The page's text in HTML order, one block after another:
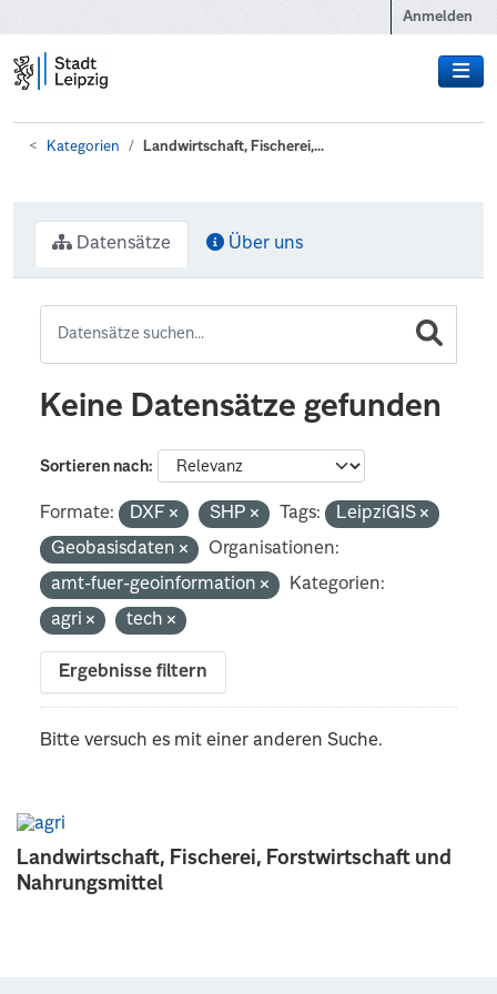
Anmelden
Kategorien Landwirtschaft, Fischerei,...
Landwirtschaft, Fischerei, Forstwirtschaft und
Nahrungsmittel
Datensätze Über uns
Keine Datensätze gefunden
Sortieren nach
Formate: DXF SHP Tags:
LeipziGIS
Geobasisdaten
Organisationen:
amt-fuer-geoinformation
Kategorien:
agri
tech
Ergebnisse filtern
Bitte versuch es mit einer anderen Suche.